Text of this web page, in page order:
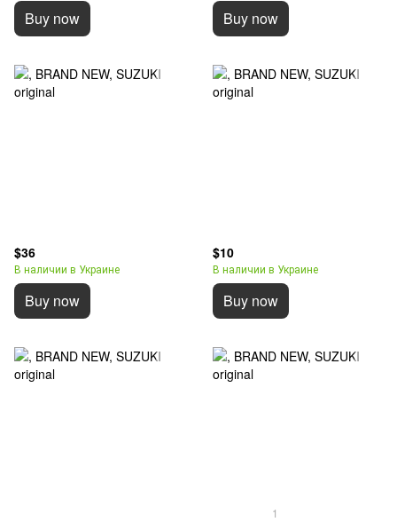
Buy now Buy now
$36
В наличии в Украине
Buy now
$10
В наличии в Украине
Buy now
1